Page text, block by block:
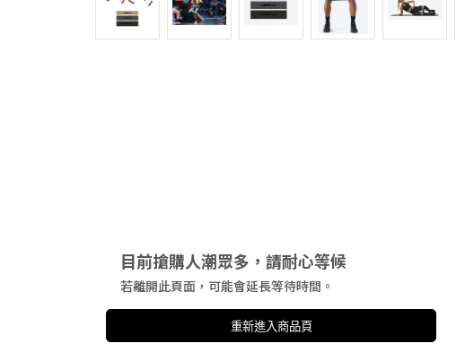
目前搶購人潮眾多，請耐心等候
若離開此頁面，可能會延長等待時間。
重新進入商品頁